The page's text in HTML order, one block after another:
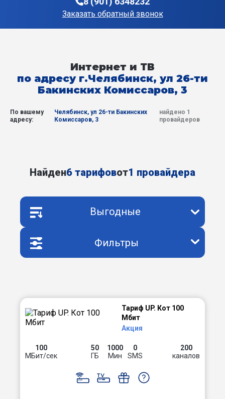
Заказать обратный звонок
Интернет и ТВ
по адресу г.Челябинск, ул 26-ти
Бакинских Комиссаров, 3
По вашему
адресу:
Челябинск, ул 26-ти Бакинских
Комиссаров, 3
найдено 1
провайдеров
Найден6 тарифовот1 провайдера
Выгодные
Фильтры
Тариф UP. Кот 100
Мбит
Акция
100
МБит/сек
50
ГБ
1000
Мин
0
SMS
200
каналов